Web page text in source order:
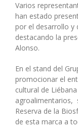
Varios
han estado
por el desarrollo y
destacando la
Alonso.
En el stand del
promocionar el
cultural de
agroalimentarios,
Reserva de la
de esta marca a